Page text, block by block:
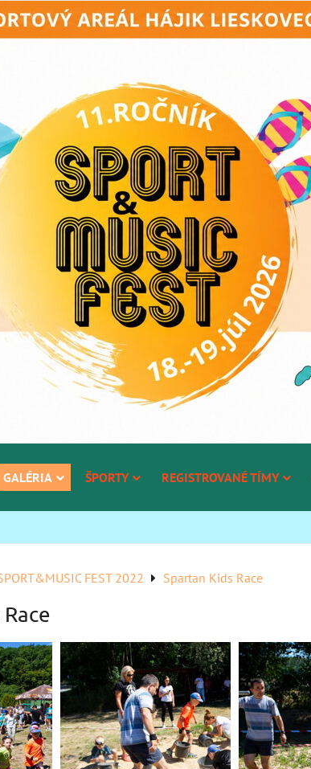
GALÉRIA ŠPORTY REGISTROVANÉ TÍMY
FEST 2022 Spartan Kids Race